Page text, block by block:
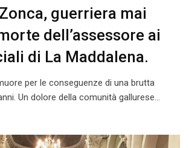
guerriera mai
dell’assessore ai
di La Maddalena.
per le conseguenze di una brutta
Un dolore della comunità gallurese…